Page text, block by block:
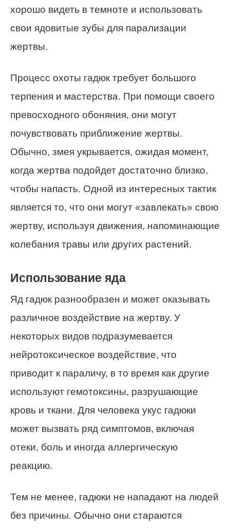
хорошо видеть в темноте и использовать
свои ядовитые зубы для парализации
жертвы.
Процесс охоты гадюк требует большого
терпения и мастерства. При помощи своего
превосходного обоняния, они могут
почувствовать приближение жертвы.
Обычно, змея укрывается, ожидая момент,
когда жертва подойдет достаточно близко,
чтобы напасть. Одной из интересных тактик
является то, что они могут «завлекать» свою
жертву, используя движения, напоминающие
колебания травы или других растений.
Использование яда
Яд гадюк разнообразен и может оказывать
различное воздействие на жертву. У
некоторых видов подразумевается
нейротоксическое воздействие, что
приводит к параличу, в то время как другие
используют гемотоксины, разрушающие
кровь и ткани. Для человека укус гадюки
может вызвать ряд симптомов, включая
отеки, боль и иногда аллергическую
реакцию.
Тем не менее, гадюки не нападают на людей
без причины. Обычно они стараются